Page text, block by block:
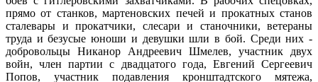
прямо от станков, мартеновских печей и прокатных станов
сталевары и прокатчики, слесари и станочники, ветераны
труда и безусые юноши и девушки шли в бой. Среди них -
добровольцы Никанор Андреевич Шмелев, участник двух
войн, член партии с двадцатого года, Евгений Сергеевич
Попов, участник подавления кронштадтского мятежа,